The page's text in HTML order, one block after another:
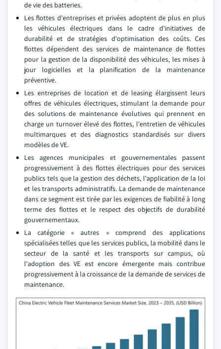
de vie des batteries.
Les flottes d'entreprises et privées adoptent de plus en plus
les véhicules électriques dans le cadre d'initiatives de
durabilité et de stratégies d'optimisation des coûts. Ces
flottes dépendent des services de maintenance de flottes
pour la gestion de la disponibilité des véhicules, les mises à
jour logicielles et la planification de la maintenance
préventive.
Les entreprises de location et de leasing élargissent leurs
offres de véhicules électriques, stimulant la demande pour
des solutions de maintenance évolutives qui prennent en
charge un turnover élevé des flottes, l'entretien de véhicules
multimarques et des diagnostics standardisés sur divers
modèles de VE.
Les agences municipales et gouvernementales passent
progressivement à des flottes électriques pour des services
publics tels que la gestion des déchets, l'application de la loi
et les transports administratifs. La demande de maintenance
dans ce segment est tirée par les exigences de fiabilité à long
terme des flottes et le respect des objectifs de durabilité
gouvernementaux.
La catégorie « autres » comprend des applications
spécialisées telles que les services publics, la mobilité dans le
secteur de la santé et les transports sur campus, où
l'adoption des VE est encore émergente mais contribue
progressivement à la croissance de la demande de services de
maintenance.